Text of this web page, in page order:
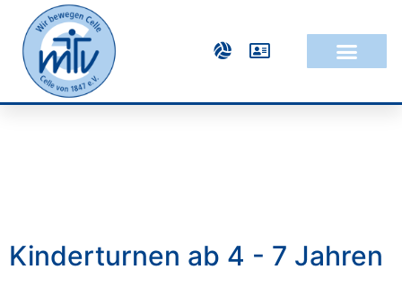
Kinderturnen ab 4 - 7 Jahren